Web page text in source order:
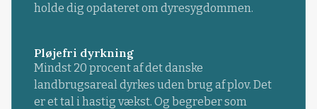
holde dig opdateret om dyresygdommen.
Pløjefri dyrkning
Mindst 20 procent af det danske
landbrugsareal dyrkes uden brug af plov. Det
er et tal i hastig vækst. Og begreber som